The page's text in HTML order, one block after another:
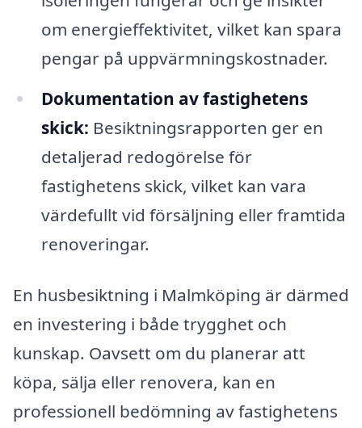
om energieffektivitet, vilket kan spara
pengar på uppvärmningskostnader.
Dokumentation av fastighetens
skick: Besiktningsrapporten ger en
detaljerad redogörelse för
fastighetens skick, vilket kan vara
värdefullt vid försäljning eller framtida
renoveringar.
En husbesiktning i Malmköping är därmed
en investering i både trygghet och
kunskap. Oavsett om du planerar att
köpa, sälja eller renovera, kan en
professionell bedömning av fastighetens